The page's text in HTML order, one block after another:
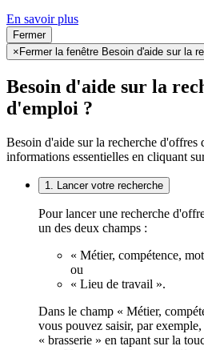
En savoir plus
Fermer
× Fermer la fenêtre Besoin d'aide sur la
Besoin d'aide sur la
d'emploi ?
Besoin d'aide sur la recherche d'offres
informations essentielles en cliquant
1. Lancer votre recherche
Pour lancer une recherche
un des deux champs :
« Métier, compétence,
ou
« Lieu de travail ».
Dans le champ « Métier,
vous pouvez saisir, par
« brasserie » en tapant sur la